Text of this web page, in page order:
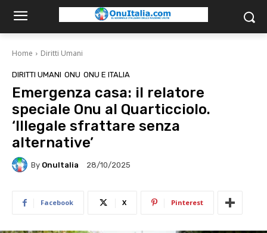
Home Diritti Umani
DIRITTI UMANI ONU ONU E ITALIA
Emergenza casa: il relatore
speciale Onu al Quarticciolo.
‘Illegale sfrattare senza
alternative’
By OnuItalia 28/10/2025
Facebook X Pinterest